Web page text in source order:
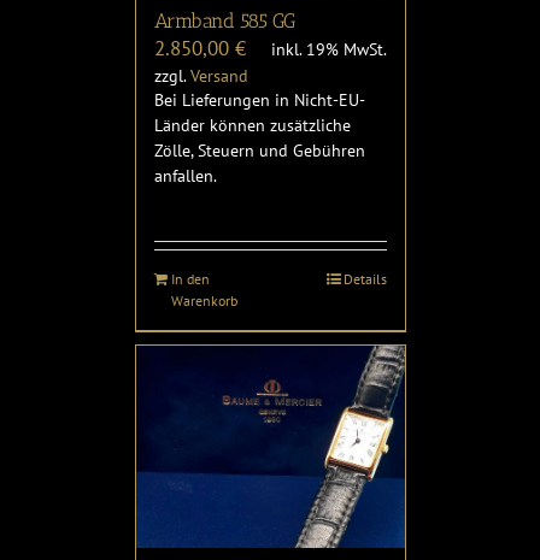
Armband 585 GG
2.850,00 €
inkl. 19% MwSt.
zzgl.Versand
Bei Lieferungen in Nicht-EU-
Länder können zusätzliche
Zölle, Steuern und Gebühren
anfallen.
In den
Warenkorb
Details